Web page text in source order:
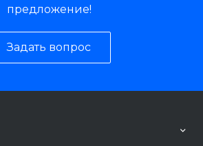
предложение!
Задать вопрос